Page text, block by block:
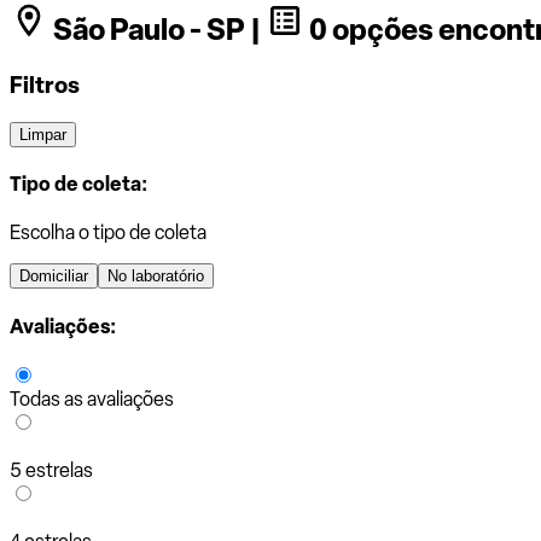
São Paulo - SP | 0 opções
Filtros
Limpar
Tipo de coleta:
Escolha o tipo de coleta
Domiciliar No laboratório
Avaliações:
Todas as avaliações
5 estrelas